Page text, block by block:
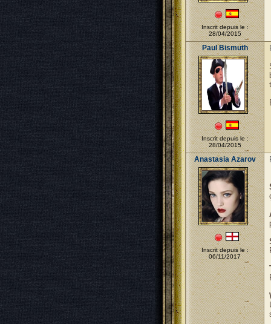
Inscrit depuis le :
28/04/2015
Paul Bismuth
Inscrit depuis le :
28/04/2015
Anastasia Azarov
Inscrit depuis le :
06/11/2017